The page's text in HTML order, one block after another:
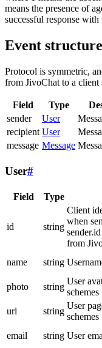
means the presence of
successful response with
Event structure
Protocol is symmetric,
from JivoChat to a client
Field Type
sender
User
recipient User
message Message
User#
Field Type
id string
Client
when
from
name string
photo
string
User
schemes
url
string
User
schemes
email
string User